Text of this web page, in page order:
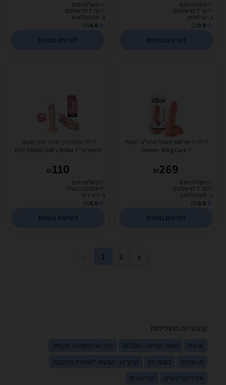
משלוח חינם
עד 7 ימי עסקים
ב- טויז4פאן
0.0
(1)
לפרטים נוספים
משלוח חינם
עד 7 ימי עסקים
ב- סקס פלאנט
0.0
(9)
לפרטים נוספים
דילדו ריאליסטי תוצרת ארה"ב ''Pipe
Dream - King Cock 7
269
₪
משלוח חינם
עד 7 ימי עסקים
ב- סקס פלאנט
0.0
(9)
לפרטים נוספים
דילדו איכותי רך סייבר סקין שגומר
ומשפריץ ''7 DIGI-316001 Soft Lifelike
110
₪
משלוח חינם
אספקה: באתר
ב- דיגי דיגי
0.0
(4)
לפרטים נוספים
1 2
קטגוריות משלימות
אנאלי מוצרי שליטה ו-BDSM
הלבשה תחתונה סקסית
תכשירים
בובות מין
קוקרינג - טבעות לשמירת הזיקפה
איברי גוף נשיים
ויברטורים